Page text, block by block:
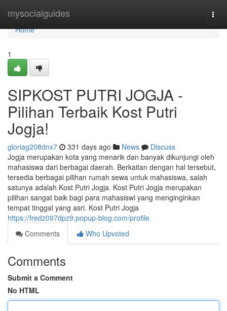
mysocialguides
Home
Home
1
SIPKOST PUTRI JOGJA -
Pilihan Terbaik Kost Putri
Jogja!
gloriag208dnx7 331 days ago News
Discuss
Jogja merupakan kota yang menarik dan banyak dikunjungi oleh
mahasiswa dari berbagai daerah. Berkaitan dengan hal tersebut,
tersedia berbagai pilihan rumah sewa untuk mahasiswa, salah
satunya adalah Kost Putri Jogja. Kost Putri Jogja merupakan
pilihan sangat baik bagi para mahasiswi yang menginginkan
tempat tinggal yang asri. Kost Putri Jogja
https://fredz097dpz9.popup-blog.com/profile
Comments
Who Upvoted
Comments
Submit a Comment
No HTML